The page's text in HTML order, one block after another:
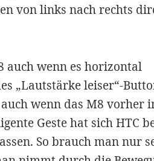
von links nach rechts
auch wenn es horizontal
„Lautstärke leiser“-
wenn das M8 vorher
Geste hat sich HTC
So brauch man nur